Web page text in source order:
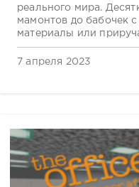
реального мира.
мамонтов до бабочек
материалы или
7 апреля 2023